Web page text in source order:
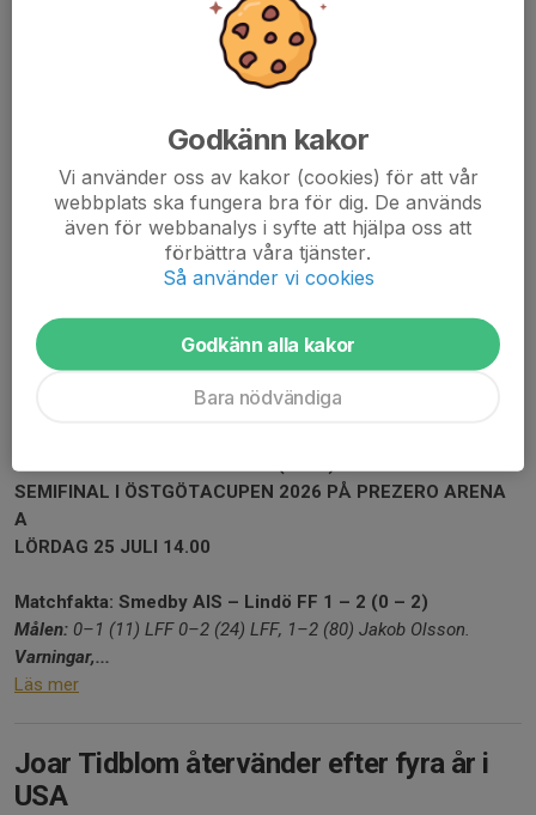
Smedby AIS förlorade mot Lindö FF med 1–2 hemma på Pre Zero Arena A i
SEMIFINAL I ÖSTGÖTACUPEN 2026 PÅ PREZERO ARENA
A
LÖRDAG 25 JULI 14.00
Matchfakta: Smedby AIS – Lindö FF 1 – 2 (0 – 2)
Målen: 0–1 (11) LFF0–2 (24) LFF, 1–2 (80) Jakob Olsson.
Varningar,...
Läs mer
Joar Tidblom återvänder efter fyra år i
USA
Godkänn kakor
Vi använder oss av kakor (cookies) för att vår
webbplats ska fungera bra för dig. De används
även för webbanalys i syfte att hjälpa oss att
förbättra våra tjänster.
Så använder vi cookies
Godkänn alla kakor
Bara nödvändiga